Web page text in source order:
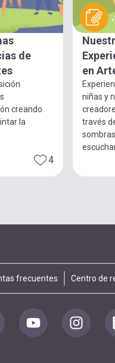
de
creando
la
4
en
niñas y
través
frecuentes Centro de